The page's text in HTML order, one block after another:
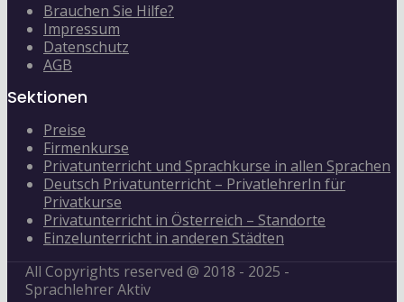
Brauchen Sie Hilfe?
Impressum
Datenschutz
AGB
Sektionen
Preise
Firmenkurse
Privatunterricht und Sprachkurse in allen Sprachen
Deutsch Privatunterricht – PrivatlehrerIn für
Privatkurse
Privatunterricht in Österreich – Standorte
Einzelunterricht in anderen Städten
All Copyrights reserved @ 2018 - 2025 -
Sprachlehrer Aktiv